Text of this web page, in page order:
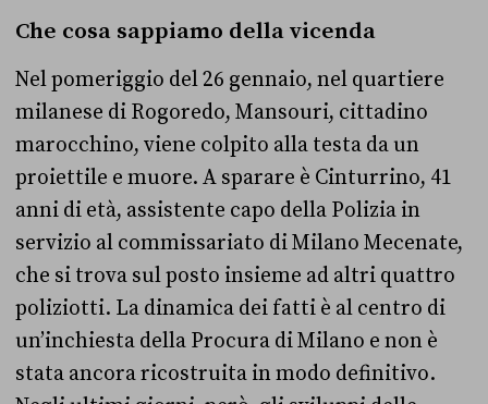
Che cosa sappiamo della vicenda
Nel pomeriggio del 26 gennaio, nel quartiere
milanese di Rogoredo, Mansouri, cittadino
marocchino, viene colpito alla testa da un
proiettile e muore. A sparare è Cinturrino, 41
anni di età, assistente capo della Polizia in
servizio al commissariato di Milano Mecenate,
che si trova sul posto insieme ad altri quattro
poliziotti. La dinamica dei fatti è al centro di
un’inchiesta della Procura di Milano e non è
stata ancora ricostruita in modo definitivo.